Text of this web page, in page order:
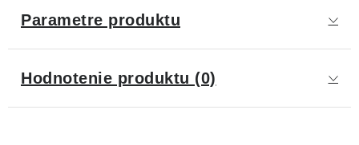
Parametre produktu
Hodnotenie produktu (0)